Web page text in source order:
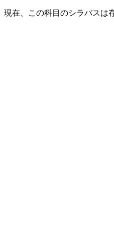
現在、この科目のシラバスは